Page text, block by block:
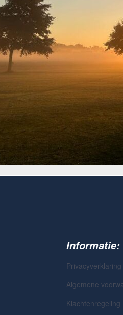
Informatie:
Privacyverklaring
Algemene
Klachtenregeling